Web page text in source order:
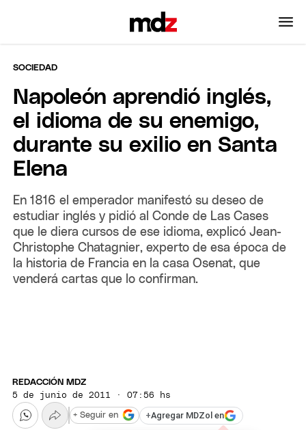
SOCIEDAD
Napoleón aprendió inglés,
el idioma de su enemigo,
durante su exilio en Santa
Elena
En 1816 el emperador manifestó su deseo de
estudiar inglés y pidió al Conde de Las Cases
que le diera cursos de ese idioma, explicó Jean-
Christophe Chatagnier, experto de esa época de
la historia de Francia en la casa Osenat, que
venderá cartas que lo confirman.
REDACCIÓN MDZ
5 de junio de 2011 · 07:56 hs
+Agregar MDZol en
+ Seguir en